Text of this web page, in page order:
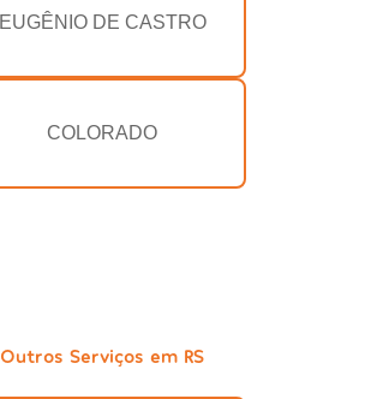
EUGÊNIO DE CASTRO
COLORADO
Outros Serviços em RS